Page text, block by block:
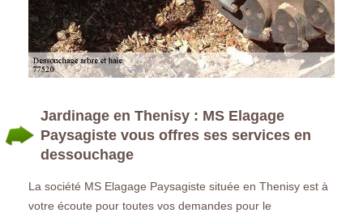
Jardinage en Thenisy : MS Elagage
Paysagiste vous offres ses services en
dessouchage
La société MS Elagage Paysagiste située en Thenisy est à
votre écoute pour toutes vos demandes pour le